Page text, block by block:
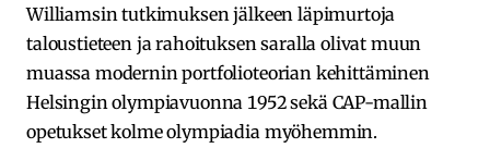
Williamsin tutkimuksen jälkeen läpimurtoja
taloustieteen ja rahoituksen saralla olivat muun
muassa modernin portfolioteorian kehittäminen
Helsingin olympiavuonna 1952 sekä CAP-mallin
opetukset kolme olympiadia myöhemmin.